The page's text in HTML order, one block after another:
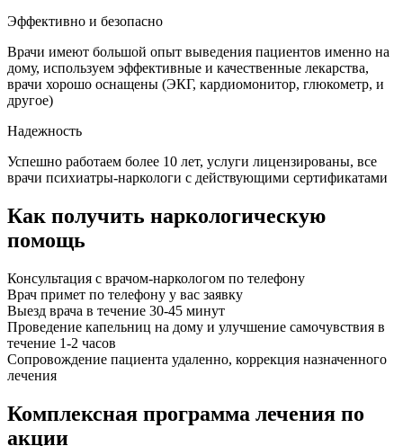
Эффективно и безопасно
Врачи имеют большой опыт выведения пациентов именно на
дому, используем эффективные и качественные лекарства,
врачи хорошо оснащены (ЭКГ, кардиомонитор, глюкометр, и
другое)
Надежность
Успешно работаем более 10 лет, услуги лицензированы, все
врачи психиатры-наркологи с действующими сертификатами
Как получить наркологическую
помощь
Консультация с врачом-наркологом по телефону
Врач примет по телефону у вас заявку
Выезд врача в течение 30-45 минут
Проведение капельниц на дому и улучшение самочувствия в
течение 1-2 часов
Сопровождение пациента удаленно, коррекция назначенного
лечения
Комплексная программа лечения по
акции